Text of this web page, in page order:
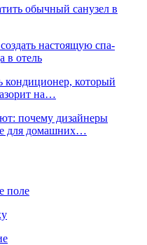
обычный санузел в
настоящую спа-
в отель
кондиционер, который
на…
почему дизайнеры
для домашних…
поле